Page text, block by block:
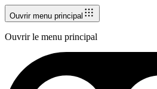
Ouvrir menu principal
Ouvrir le menu principal